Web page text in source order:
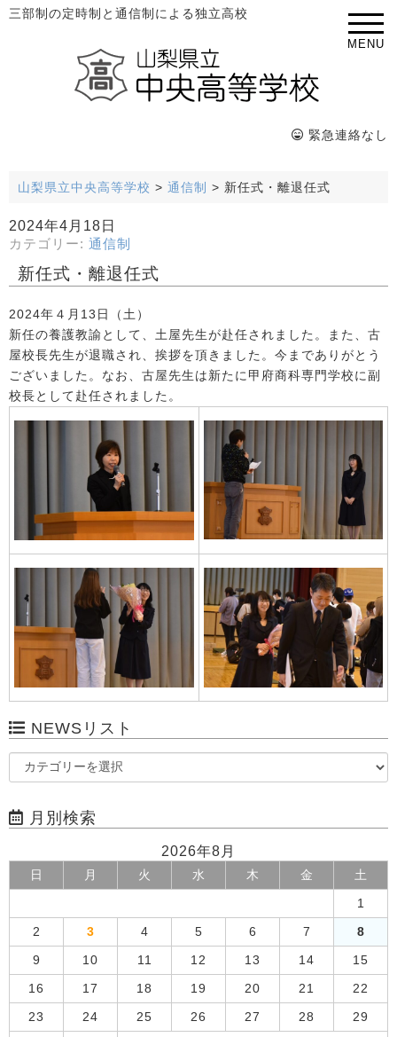
MENU
三部制の定時制と通信制による独立高校
緊急連絡なし
山梨県立中央高等学校 > 通信制 > 新任式・離退任式
2024年4月18日
カテゴリー: 通信制
新任式・離退任式
2024年４月13日（土）
新任の養護教諭として、土屋先生が赴任されました。また、古
屋校長先生が退職され、挨拶を頂きました。今までありがとう
ございました。なお、古屋先生は新たに甲府商科専門学校に副
校長として赴任されました。
NEWSリスト
月別検索
2026年8月
日 月 火 水 木 金 土
1
2 3 4 5 6 7 8
9 10 11 12 13 14 15
16 17 18 19 20 21 22
23 24 25 26 27 28 29